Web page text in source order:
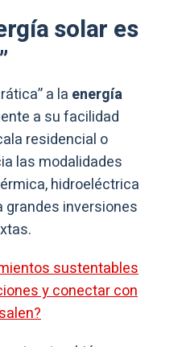
solar es
a la energía
a su facilidad
residencial o
las modalidades
hidroeléctrica
grandes inversiones
sustentables
y conectar con